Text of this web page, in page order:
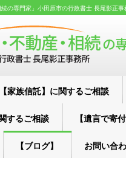
続の専門家」小田原市の行政書士 長尾影正事
【家族信託】に関するご相談
するご相談 【遺言で寄
【ブログ】 お問い合